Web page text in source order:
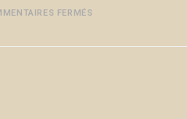
FERMÉS